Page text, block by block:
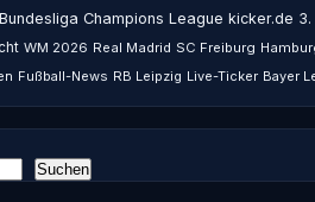
Champions League kicker.de 3.
WM 2026 Real Madrid SC Freiburg
Fußball-News RB Leipzig Live-Ticker Bayer
Suchen